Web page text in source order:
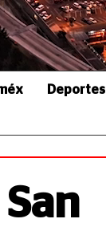
Deportes